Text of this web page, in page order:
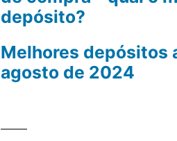
depósito?
Melhores depósitos
agosto de 2024